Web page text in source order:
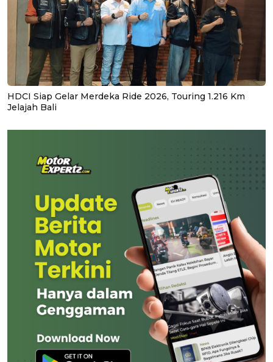
HDCI Siap Gelar Merdeka Ride 2026, Touring 1.216 Km
Jelajah Bali